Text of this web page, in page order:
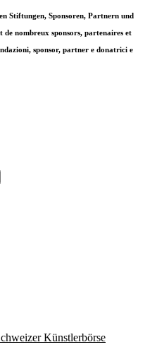
Stiftungen, Sponsoren, Partnern und
de nombreux sponsors, partenaires et
sponsor, partner e donatrici e